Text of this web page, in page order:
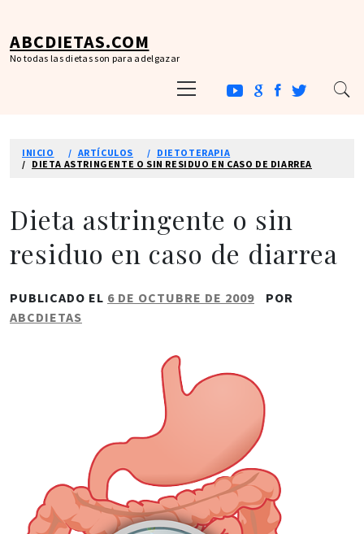
contenido
ABCDIETAS.COM
No todas las dietas son para adelgazar
principal
INICIO ARTÍCULOS
DIETOTERAPIA
DIETA ASTRINGENTE O SIN RESIDUO EN CASO DE DIARREA
Dieta astringente o sin
residuo en caso de diarrea
PUBLICADO EL 6 DE OCTUBRE DE 2009
POR
ABCDIETAS